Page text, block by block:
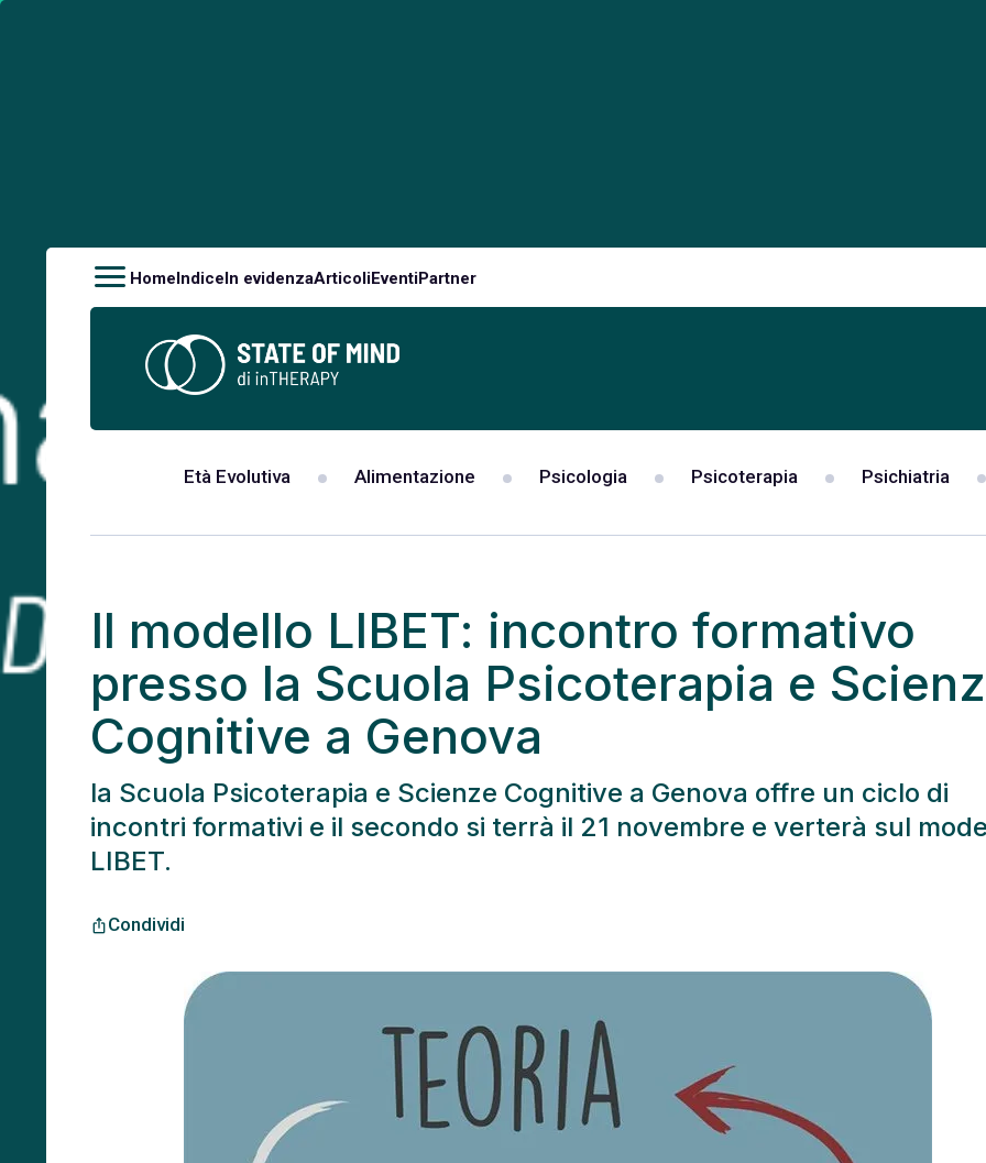
HomeIndiceIn evidenzaArticoliEventiPartner
Età Evolutiva Alimentazione Psicologia Psicoterapia Psichiatria
Il modello LIBET: incontro formativo
presso la Scuola Psicoterapia e
Cognitive a Genova
la Scuola Psicoterapia e Scienze Cognitive a Genova offre un ciclo di
incontri formativi e il secondo si terrà il 21 novembre e verterà sul
LIBET.
ios_shareCondividi